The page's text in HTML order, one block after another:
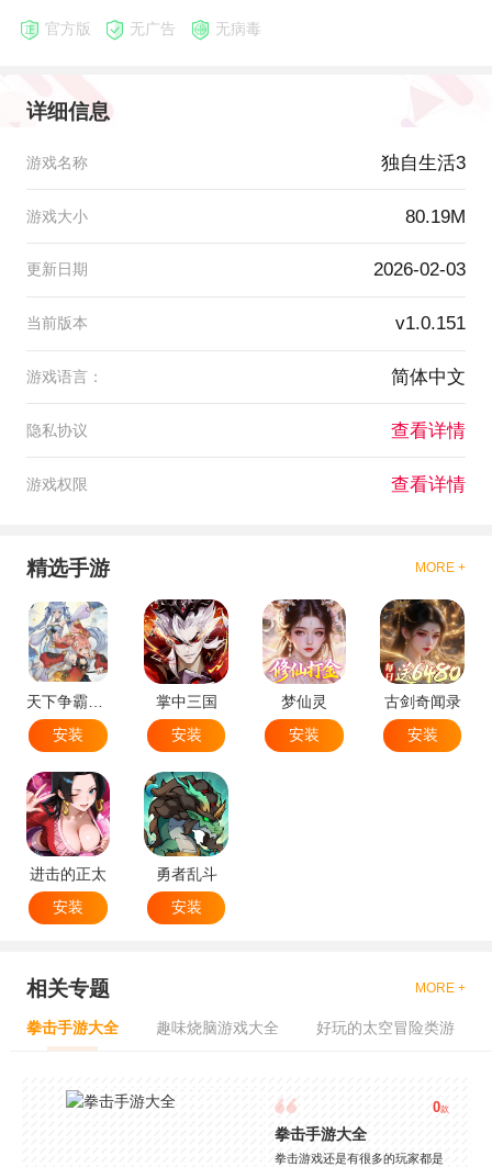
官方版 无广告 无病毒
详细信息
游戏名称 独自生活3
游戏大小 80.19M
更新日期 2026-02-03
当前版本 v1.0.151
游戏语言： 简体中文
隐私协议 查看详情
游戏权限 查看详情
精选手游 MORE +
天下争霸三国志
安装
掌中三国
安装
梦仙灵
安装
古剑奇闻录
安装
进击的正太
安装
勇者乱斗
安装
相关专题 MORE +
拳击手游大全 趣味烧脑游戏大全 好玩的太空冒险类游
0款
拳击手游大全
拳击游戏还是有很多的玩家都是